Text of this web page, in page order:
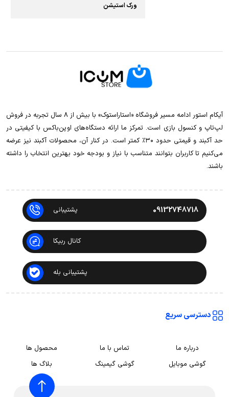
ورک استیشن
آیکام استور ادامه مسیر فروشگاه «استاراستوک» با بیش از ۸ سال تجربه در فروش
لپ‌تاپ و کنسول بازی است. تمرکز ما ارائه دستگاه‌های اوپن‌باکس با کیفیتی در
حد آکبند و قیمتی حدود ۳۰٪ کمتر است. در کنار آن، محصولات آکبند نیز عرضه
می‌کنیم تا کاربران بتوانند متناسب با نیاز و بودجه خود بهترین انتخاب را داشته
باشند.
09132748718 پشتیبانی
کانال ربیکا
پشتیبانی بله
دسترسی سریع
درباره ما تماس با ما
محصول ها
گوشی موبایل
گوشی گیمینگ بلاگ ها